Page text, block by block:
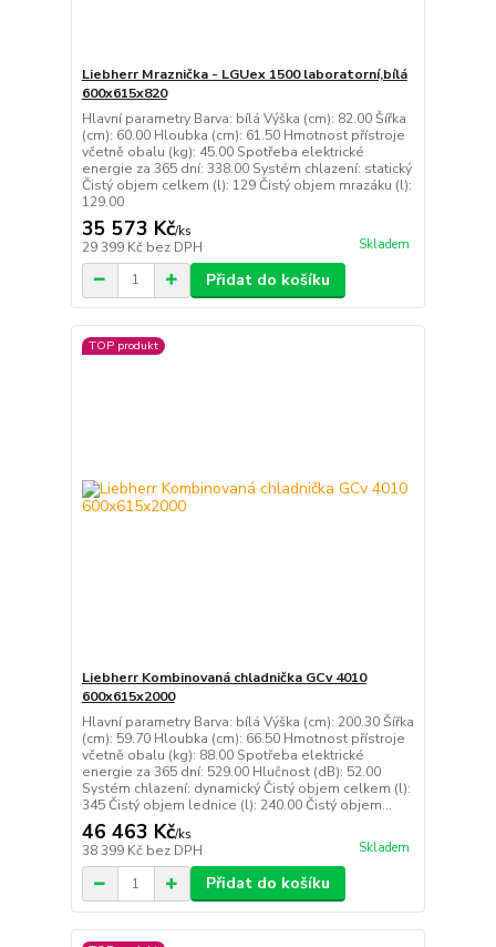
Liebherr Mraznička - LGUex 1500 laboratorní,bílá
600x615x820
Hlavní parametry Barva: bílá Výška (cm): 82.00 Šířka
(cm): 60.00 Hloubka (cm): 61.50 Hmotnost přístroje
včetně obalu (kg): 45.00 Spotřeba elektrické
energie za 365 dní: 338.00 Systém chlazení: statický
Čistý objem celkem (l): 129 Čistý objem mrazáku (l):
129.00
35 573 Kč/ks
29 399 Kč bez DPH Skladem
Přidat do košíku
TOP produkt
Liebherr Kombinovaná chladnička GCv 4010
600x615x2000
Hlavní parametry Barva: bílá Výška (cm): 200.30 Šířka
(cm): 59.70 Hloubka (cm): 66.50 Hmotnost přístroje
včetně obalu (kg): 88.00 Spotřeba elektrické
energie za 365 dní: 529.00 Hlučnost (dB): 52.00
Systém chlazení: dynamický Čistý objem celkem (l):
345 Čistý objem lednice (l): 240.00 Čistý objem...
46 463 Kč/ks
38 399 Kč bez DPH Skladem
Přidat do košíku